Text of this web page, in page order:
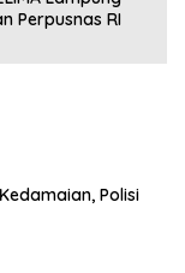
Perpusnas RI
Polisi